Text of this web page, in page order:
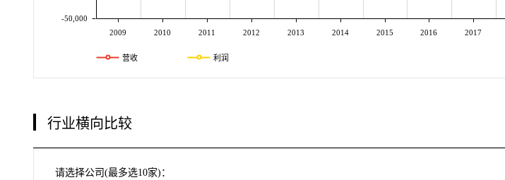
2009 2010 2011 2012 2013 2014 2015 2016 2017
-50,000
营收 利润
行业横向比较
请选择公司(最多选10家)：